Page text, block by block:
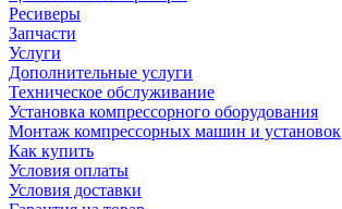
Ресиверы
Запчасти
Услуги
Дополнительные услуги
Техническое обслуживание
Установка компрессорного оборудования
Монтаж компрессорных машин и установок
Как купить
Условия оплаты
Условия доставки